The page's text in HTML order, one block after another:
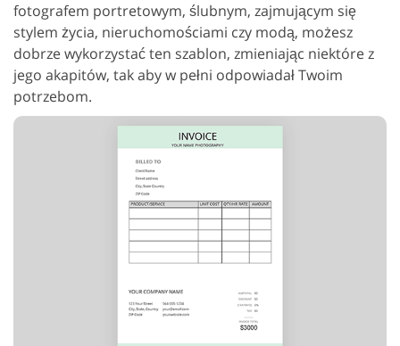
fotografem portretowym, ślubnym, zajmującym się
stylem życia, nieruchomościami czy modą, możesz
dobrze wykorzystać ten szablon, zmieniając niektóre z
jego akapitów, tak aby w pełni odpowiadał Twoim
potrzebom.